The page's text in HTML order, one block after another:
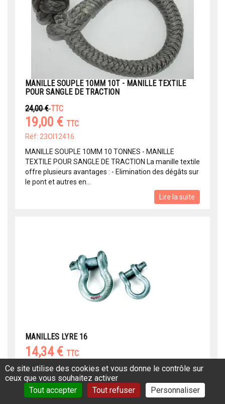
MANILLE SOUPLE 10MM 10T - MANILLE TEXTILE
POUR SANGLE DE TRACTION
24,00 €TTC
19,00 € TTC
Réf: 23OI12416
MANILLE SOUPLE 10MM 10 TONNES - MANILLE
TEXTILE POUR SANGLE DE TRACTION La manille textile
offre plusieurs avantages : - Elimination des dégâts sur
le pont et autres en...
Lire la suite
MANILLES LYRE 16
14,34 € TTC
Réf: 23OI10114
Ø Axe 16 mm Largeur 72 mm Type Standard Manilles
lyre pour applications légères ou pour le quad. Vendu
Ce site utilise des cookies et vous donne le contrôle sur
ceux que vous souhaitez activer
Tout accepter
Tout refuser Personnaliser